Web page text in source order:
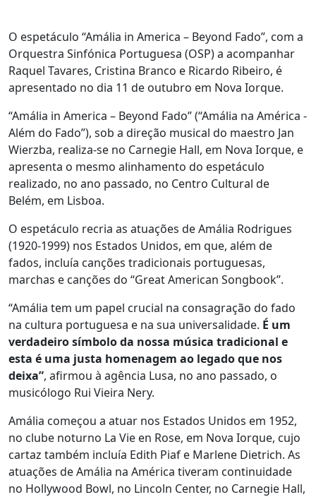
O espetáculo “Amália in America – Beyond Fado”, com a
Orquestra Sinfónica Portuguesa (OSP) a acompanhar
Raquel Tavares, Cristina Branco e Ricardo Ribeiro, é
apresentado no dia 11 de outubro em Nova Iorque.
“Amália in America – Beyond Fado” (“Amália na América -
Além do Fado”), sob a direção musical do maestro Jan
Wierzba, realiza-se no Carnegie Hall, em Nova Iorque, e
apresenta o mesmo alinhamento do espetáculo
realizado, no ano passado, no Centro Cultural de
Belém, em Lisboa.
O espetáculo recria as atuações de Amália Rodrigues
(1920-1999) nos Estados Unidos, em que, além de
fados, incluía canções tradicionais portuguesas,
marchas e canções do “Great American Songbook”.
“Amália tem um papel crucial na consagração do fado
na cultura portuguesa e na sua universalidade. É um
verdadeiro símbolo da nossa música tradicional e
esta é uma justa homenagem ao legado que nos
deixa”, afirmou à agência Lusa, no ano passado, o
musicólogo Rui Vieira Nery.
Amália começou a atuar nos Estados Unidos em 1952,
no clube noturno La Vie en Rose, em Nova Iorque, cujo
cartaz também incluía Edith Piaf e Marlene Dietrich. As
atuações de Amália na América tiveram continuidade
no Hollywood Bowl, no Lincoln Center, no Carnegie Hall,